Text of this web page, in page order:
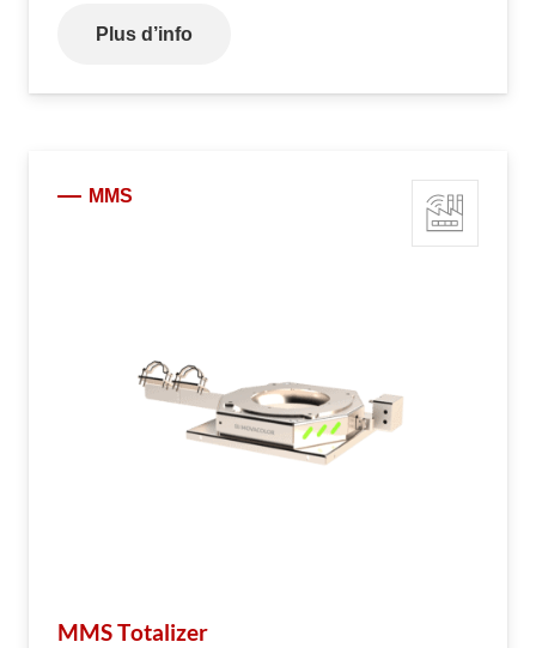
Plus d’info
MMS
MMS Totalizer